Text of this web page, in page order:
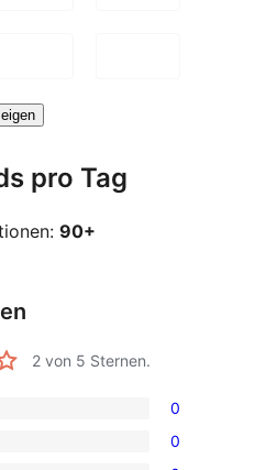
pro Tag
90+
2 von 5 Sternen.
0
0